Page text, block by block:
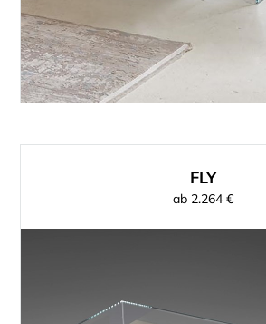
FLY
ab 2.264 €